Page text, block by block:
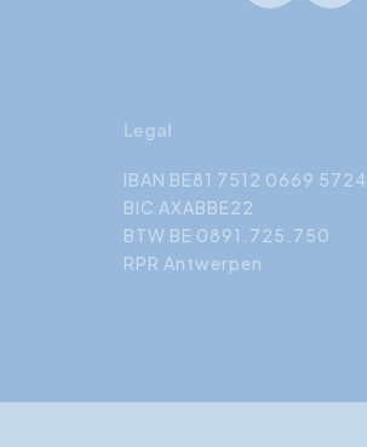
Legal
IBAN BE81 7512 0669 5724
BIC AXABBE22
BTW BE 0891.725.750
RPR Antwerpen